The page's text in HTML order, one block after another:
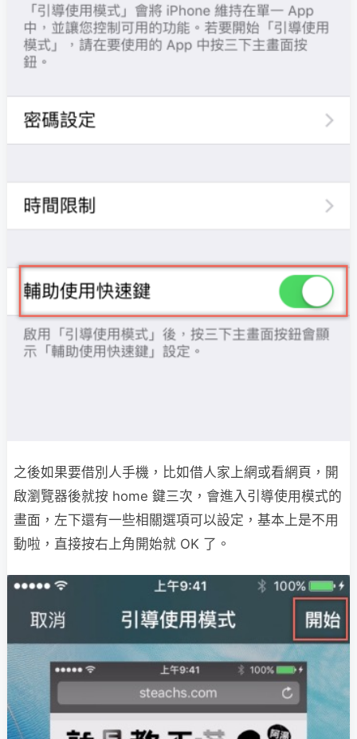
之後如果要借別人手機，比如借人家上網或看網頁，開
啟瀏覽器後就按 home 鍵三次，會進入引導使用模式的
畫面，左下還有一些相關選項可以設定，基本上是不用
動啦，直接按右上角開始就 OK 了。